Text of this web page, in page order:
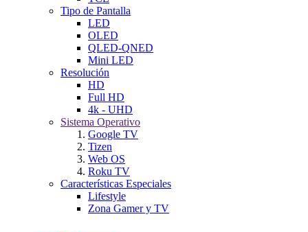
Tipo de Pantalla
LED
OLED
QLED-QNED
Mini LED
Resolución
HD
Full HD
4k - UHD
Sistema Operativo
Google TV
Tizen
Web OS
Roku TV
Características Especiales
Lifestyle
Zona Gamer y TV